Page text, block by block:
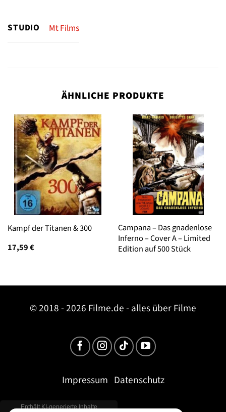
STUDIO Mt Films
ÄHNLICHE PRODUKTE
Kampf der Titanen & 300
17,59€
Campana – Das gnadenlose
Inferno – Cover A – Limited
Edition auf 500 Stück
© 2018 - 2026 Filme.de - alles über Filme
Impressum Datenschutz